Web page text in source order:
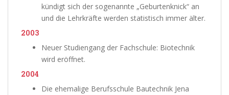
kündigt sich der sogenannte „Geburtenknick“ an
und die Lehrkräfte werden statistisch immer älter.
2003
Neuer Studiengang der Fachschule: Biotechnik
wird eröffnet.
2004
Die ehemalige Berufsschule Bautechnik Jena